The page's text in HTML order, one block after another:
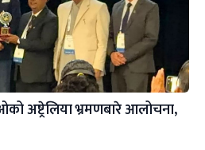
अष्ट्रेलिया भ्रमणबारे आलोचना,